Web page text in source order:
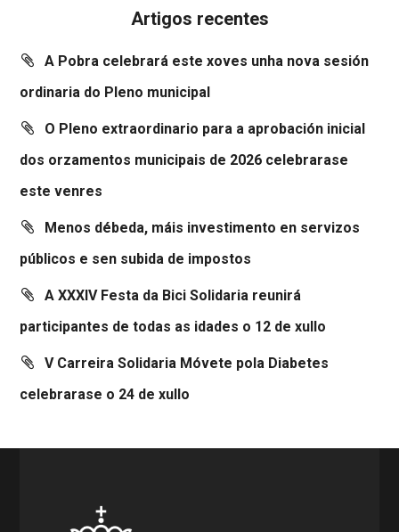
Artigos recentes
A Pobra celebrará este xoves unha nova sesión
ordinaria do Pleno municipal
O Pleno extraordinario para a aprobación inicial
dos orzamentos municipais de 2026 celebrarase
este venres
Menos débeda, máis investimento en servizos
públicos e sen subida de impostos
A XXXIV Festa da Bici Solidaria reunirá
participantes de todas as idades o 12 de xullo
V Carreira Solidaria Móvete pola Diabetes
celebrarase o 24 de xullo